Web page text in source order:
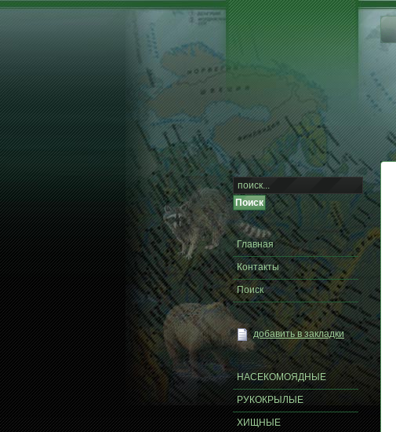
Главная
Контакты
Поиск
добавить в закладки
НАСЕКОМОЯДНЫЕ
РУКОКРЫЛЫЕ
ХИЩНЫЕ